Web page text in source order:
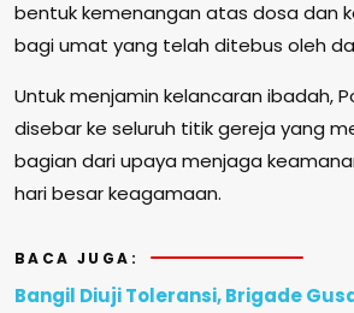
bentuk kemenangan atas dosa dan
bagi umat yang telah ditebus oleh
Untuk menjamin kelancaran ibadah,
disebar ke seluruh titik gereja yang
bagian dari upaya menjaga
hari besar keagamaan.
BACA JUGA:
Bangil Diuji Toleransi, Brigade